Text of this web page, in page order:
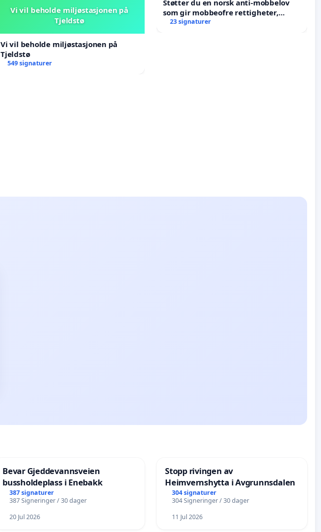
Vi vil beholde miljøstasjonen på
Tjeldstø
Vi vil beholde miljøstasjonen på
Tjeldstø
549 signaturer
Støtter du en norsk anti-mobbelov
som gir mobbeofre rettigheter,
oppreisning og hjelp?
23 signaturer
Bevar Gjeddevannsveien
bussholdeplass i Enebakk
387 signaturer
387 Signeringer / 30 dager
20 Jul 2026
Stopp rivingen av
Heimvernshytta i Avgrunnsdalen
304 signaturer
304 Signeringer / 30 dager
11 Jul 2026